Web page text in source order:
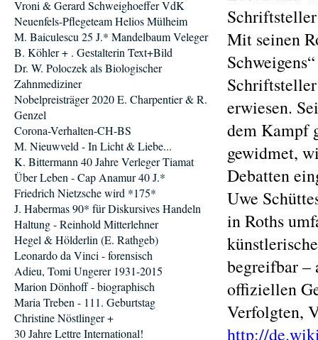
Mit seinen
erwiesen.
dem Kampf
gewidmet,
Debatten
Uwe
in Roths
begreifbar –
offiziellen
Verfolgten,
http://
Vroni & Gerard Schweighoeffer VdK
Neuenfels-Pflegeteam Helios Mülheim
M. Baiculescu 25 J.* Mandelbaum Veleger
B. Köhler + . Gestalterin Text+Bild
Dr. W. Poloczek als Biologischer
Zahnmediziner
Nobelpreisträger 2020 E. Charpentier & R.
Genzel
Corona-Verhalten-CH-BS
M. Nieuwveld - In Licht & Liebe...
K. Bittermann 40 Jahre Verleger Tiamat
Über Leben - Cap Anamur 40 J.*
Friedrich Nietzsche wird *175*
J. Habermas 90* für Diskursives Handeln
Haltung - Reinhold Mitterlehner
Hegel & Hölderlin (E. Rathgeb)
Leonardo da Vinci - forensisch
Adieu, Tomi Ungerer 1931-2015
Marion Dönhoff - biographisch
Maria Treben - 111. Geburtstag
Christine Nöstlinger +
30 Jahre Lettre International!